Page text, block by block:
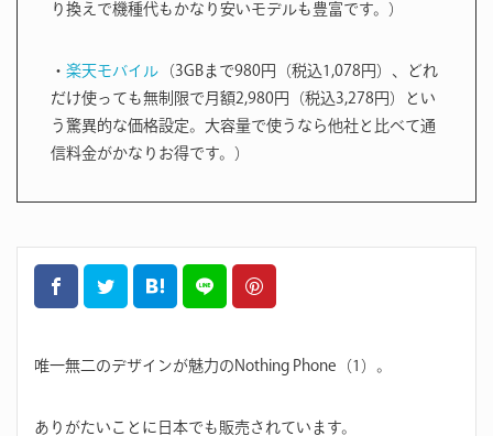
り換えで機種代もかなり安いモデルも豊富です。）
・ 楽天モバイル （3GBまで980円（税込1,078円）、どれ
だけ使っても無制限で月額2,980円（税込3,278円）とい
う驚異的な価格設定。大容量で使うなら他社と比べて通
信料金がかなりお得です。）
唯一無二のデザインが魅力のNothing Phone（1）。
ありがたいことに日本でも販売されています。